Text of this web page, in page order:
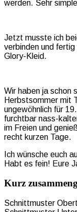
werden. Sehr
Jetzt musste ich
verbinden und
Glory-Kleid.
Wir haben ja schon
Herbstsommer mit
ungewöhnlich für
furchtbar nass-
im Freien und
recht kurzen Tage.
Ich wünsche euch
Habt es fein! Eure
Kurz
Schnittmuster